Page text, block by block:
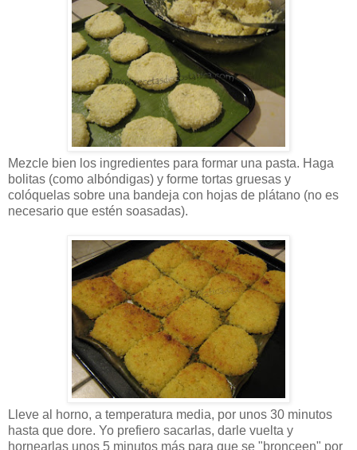
Mezcle bien los ingredientes para formar una pasta. Haga
bolitas (como albóndigas) y forme tortas gruesas y
colóquelas sobre una bandeja con hojas de plátano (no es
necesario que estén soasadas).
Lleve al horno, a temperatura media, por unos 30 minutos
hasta que dore. Yo prefiero sacarlas, darle vuelta y
hornearlas unos 5 minutos más para que se "bronceen" por